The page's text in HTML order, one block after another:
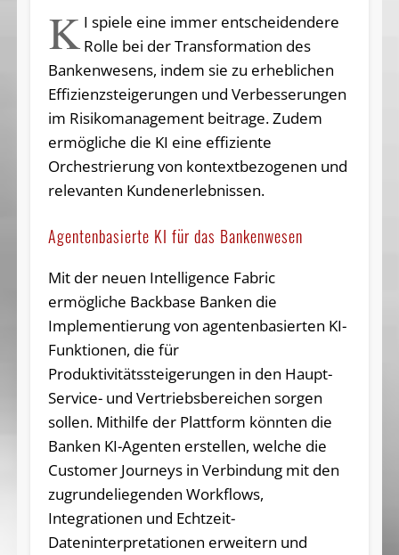
K I spiele eine immer entscheidendere
Rolle bei der Transformation des
Bankenwesens, indem sie zu erheblichen
Effizienzsteigerungen und Verbesserungen
im Risikomanagement beitrage. Zudem
ermögliche die KI eine effiziente
Orchestrierung von kontextbezogenen und
relevanten Kundenerlebnissen.
Agentenbasierte KI für das Bankenwesen
Mit der neuen Intelligence Fabric
ermögliche Backbase Banken die
Implementierung von agentenbasierten KI-
Funktionen, die für
Produktivitätssteigerungen in den Haupt-
Service- und Vertriebsbereichen sorgen
sollen. Mithilfe der Plattform könnten die
Banken KI-Agenten erstellen, welche die
Customer Journeys in Verbindung mit den
zugrundeliegenden Workflows,
Integrationen und Echtzeit-
Dateninterpretationen erweitern und